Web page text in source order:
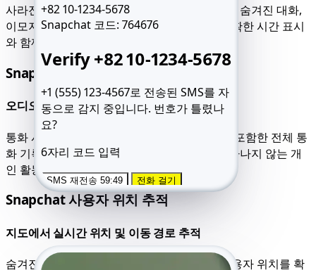
+82 10-1234-5678
Snapchat 코드: 764676
Verify +82 10-1234-5678
+1 (555) 123-4567로 전송된 SMS를 자
동으로 감지 중입니다. 번호가 틀렸나
요?
6자리 코드 입력
SMS 재전송 59:49 전화 걸기
사라진 대화를 포함한 모든 대화에 접근하세요. 숨겨진 대화,
이모지 반응, 그룹 채팅, 메시지 타임라인을 정확한 시간 표시
와 함께 확인하세요.
Snapchat 통화 감시
오디오, 비디오 및 음성 메모 모니터링
통화 시간, 연락처 이름, 숨겨진 음성 메시지를 포함한 전체 통
화 기록을 확인하세요. 표준 메시지 피드에 나타나지 않는 개
인 활동을 추적하는 데 이상적입니다.
Snapchat 사용자 위치 추적
지도에서 실시간 위치 및 이동 경로 추적
숨겨진 경우에도 Snap Map을 통해 정확한 사용자 위치를 확